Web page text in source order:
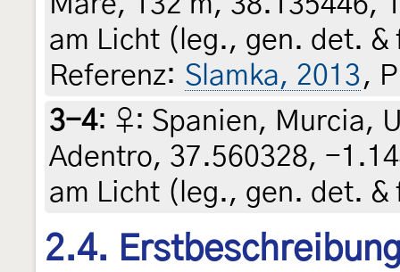
am Licht (leg., gen. det.
Referenz: Slamka, 2013,
3-4: ♀: Spanien, Murcia,
Adentro, 37.560328, -
am Licht (leg., gen. det.
2.4.